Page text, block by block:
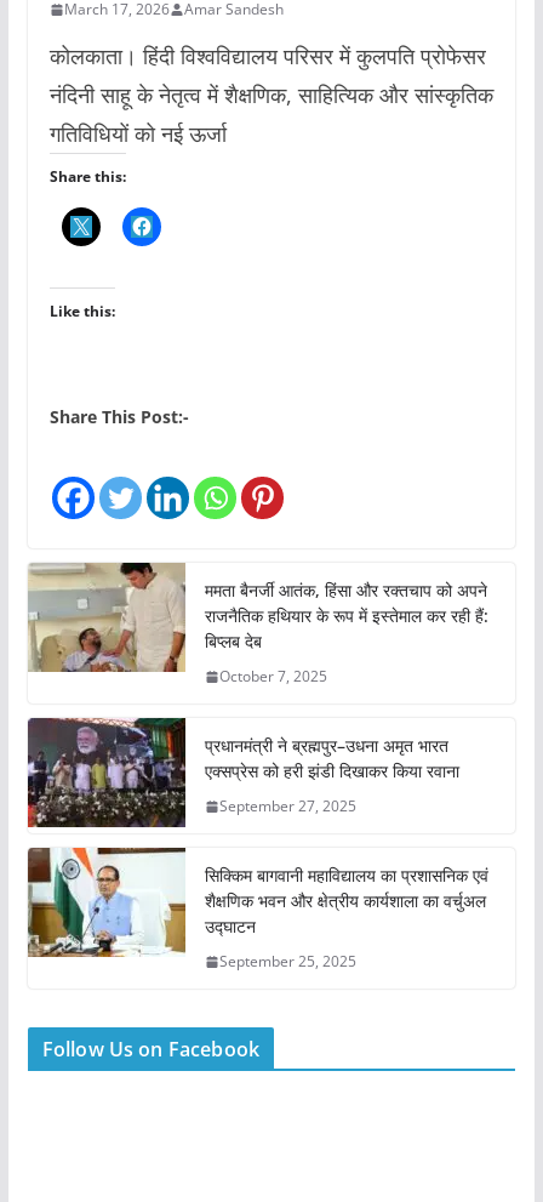
March 17, 2026 Amar Sandesh
कोलकाता। हिंदी विश्वविद्यालय परिसर में कुलपति प्रोफेसर
नंदिनी साहू के नेतृत्व में शैक्षणिक, साहित्यिक और सांस्कृतिक
गतिविधियों को नई ऊर्जा
Share this:
Like this:
Share This Post:-
ममता बैनर्जी आतंक, हिंसा और रक्तचाप को अपने
राजनैतिक हथियार के रूप में इस्तेमाल कर रही हैं:
बिप्लब देब
October 7, 2025
प्रधानमंत्री ने ब्रह्मपुर–उधना अमृत भारत
एक्सप्रेस को हरी झंडी दिखाकर किया रवाना
September 27, 2025
सिक्किम बागवानी महाविद्यालय का प्रशासनिक एवं
शैक्षणिक भवन और क्षेत्रीय कार्यशाला का वर्चुअल
उद्घाटन
September 25, 2025
Follow Us on Facebook